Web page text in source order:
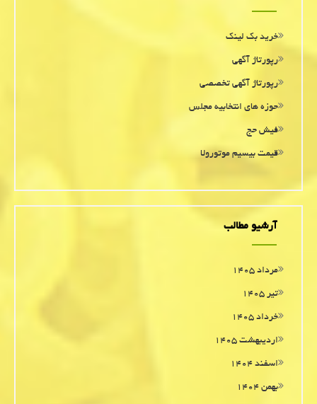
خرید بک لینک
رپورتاژ آگهی
رپورتاژ آگهی تخصصی
حوزه های انتخابیه مجلس
فیش حج
قیمت بیسیم موتورولا
آرشیو مطالب
مرداد ۱۴۰۵
تیر ۱۴۰۵
خرداد ۱۴۰۵
اردیبهشت ۱۴۰۵
اسفند ۱۴۰۴
بهمن ۱۴۰۴